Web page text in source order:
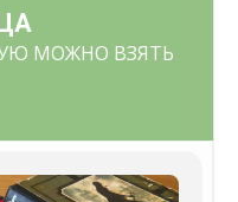
МОЖНО ВЗЯТЬ